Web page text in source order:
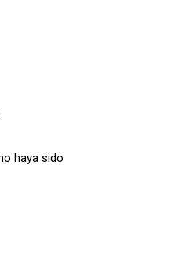
haya sido